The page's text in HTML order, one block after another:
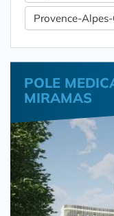
Provence-
POLE
MIRAMAS